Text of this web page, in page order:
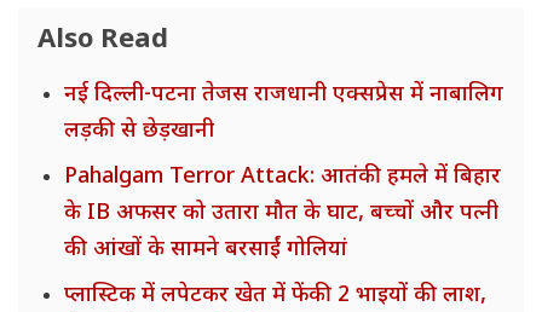
Also Read
नई दिल्ली-पटना तेजस राजधानी एक्सप्रेस में नाबालिग
लड़की से छेड़खानी
Pahalgam Terror Attack: आतंकी हमले में बिहार
के IB अफसर को उतारा मौत के घाट, बच्चों और पत्नी
की आंखों के सामने बरसाईं गोलियां
प्लास्टिक में लपेटकर खेत में फेंकी 2 भाइयों की लाश,